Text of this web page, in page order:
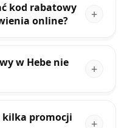
kod rabatowy
online?
w Hebe nie
kilka promocji